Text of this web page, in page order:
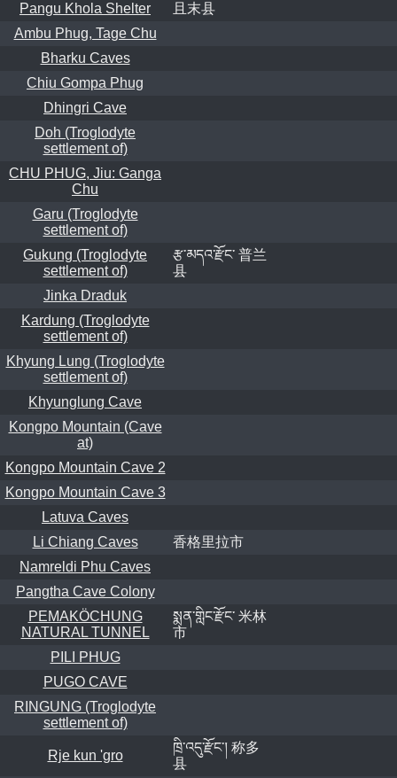
Pangu Khola Shelter
且末县
Ambu Phug, Tage Chu
Bharku Caves
Chiu Gompa Phug
Dhingri Cave
Doh (Troglodyte
settlement of)
CHU PHUG, Jiu: Ganga
Chu
Garu (Troglodyte
settlement of)
Gukung (Troglodyte
settlement of)
རྩ་མདའ་རྫོང་ 普兰
县
Jinka Draduk
Kardung (Troglodyte
settlement of)
Khyung Lung (Troglodyte
settlement of)
Khyunglung Cave
Kongpo Mountain (Cave
at)
Kongpo Mountain Cave 2
Kongpo Mountain Cave 3
Latuva Caves
Li Chiang Caves
香格里拉市
Namreldi Phu Caves
Pangtha Cave Colony
PEMAKÖCHUNG
NATURAL TUNNEL
སྨན་གླིང་རྫོང་ 米林
市
PILI PHUG
PUGO CAVE
RINGUNG (Troglodyte
settlement of)
Rje kun 'gro
ཁྲི་འདུ་རྫོང་། 称多
县